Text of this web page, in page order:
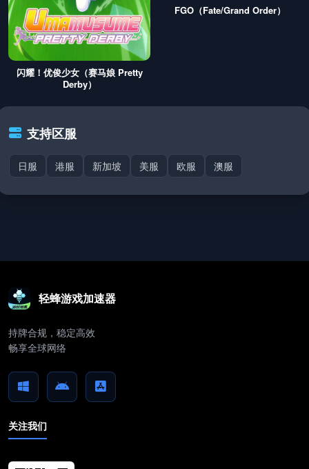
闪耀！优俊少女（赛马娘 Pretty
Derby）
FGO（Fate/Grand Order）
支持区服
日服 港服 新加坡 美服 欧服 澳服
轻蜂游戏加速器
持牌合规，稳定高效
畅享全球网络
关注我们